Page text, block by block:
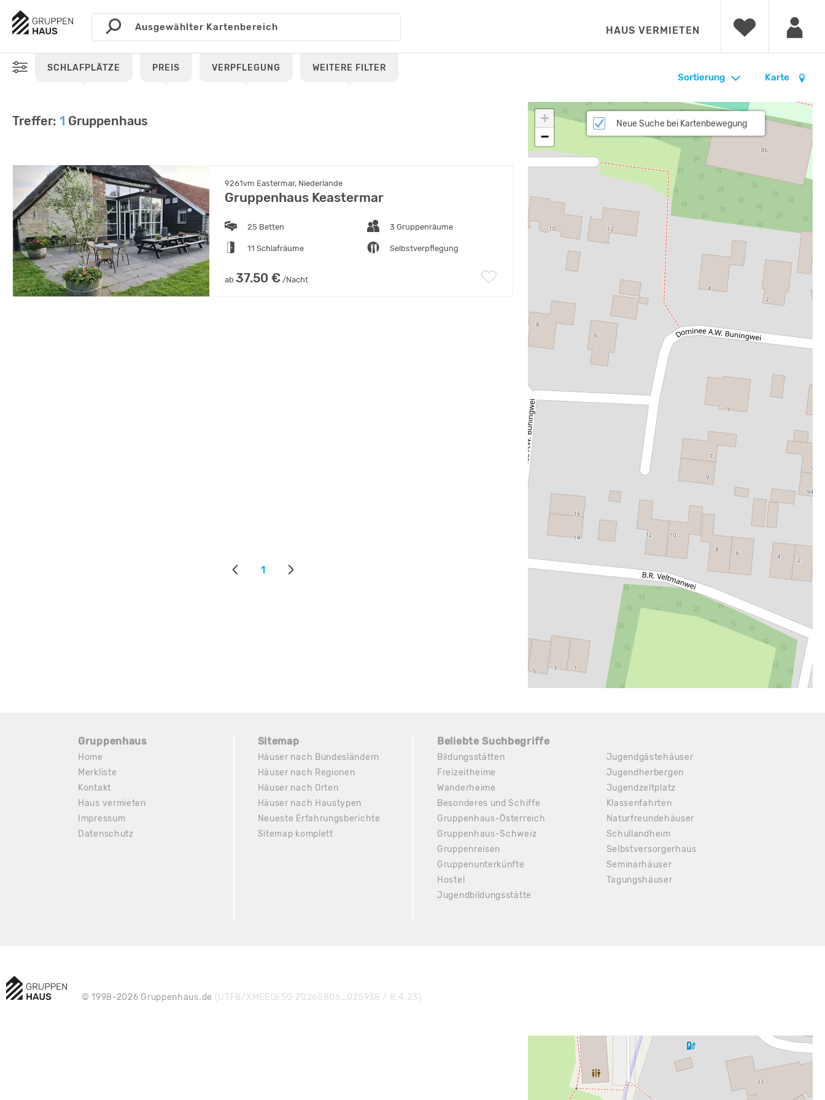
HAUS VERMIETEN
SCHLAFPLÄTZE PREIS VERPFLEGUNG WEITERE FILTER
Karte
Sortierung
Treffer: 1 Gruppenhaus
9261vm Eastermar, Niederlande
Gruppenhaus Keastermar
25 Betten 3 Gruppenräume
11 Schlafräume Selbstverpflegung
ab 37.50 € /Nacht
1
+
−
Neue Suche bei Kartenbewegung
Gruppenhaus
Home
Merkliste
Kontakt
Haus vermieten
Impressum
Datenschutz
Sitemap
Häuser nach Bundesländern
Häuser nach Regionen
Häuser nach Orten
Häuser nach Haustypen
Neueste Erfahrungsberichte
Sitemap komplett
Beliebte Suchbegriffe
Bildungsstätten
Freizeitheime
Wanderheime
Besonderes und Schiffe
Gruppenhaus-Österreich
Gruppenhaus-Schweiz
Gruppenreisen
Gruppenunterkünfte
Hostel
Jugendbildungsstätte
Jugendgästehäuser
Jugendherbergen
Jugendzeltplatz
Klassenfahrten
Naturfreundehäuser
Schullandheim
Selbstversorgerhaus
Seminarhäuser
Tagungshäuser
© 1998-2026 Gruppenhaus.de (UTF8/XMEEQE5G 20260806_025938 / 8.4.23)